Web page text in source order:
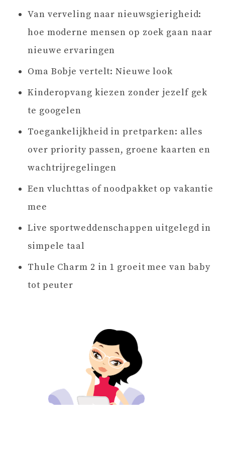
Van verveling naar nieuwsgierigheid:
hoe moderne mensen op zoek gaan naar
nieuwe ervaringen
Oma Bobje vertelt: Nieuwe look
Kinderopvang kiezen zonder jezelf gek
te googelen
Toegankelijkheid in pretparken: alles
over priority passen, groene kaarten en
wachtrijregelingen
Een vluchttas of noodpakket op vakantie
mee
Live sportweddenschappen uitgelegd in
simpele taal
Thule Charm 2 in 1 groeit mee van baby
tot peuter